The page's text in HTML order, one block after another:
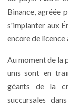
Binance, agréée
s'implanter aux
encore de licence
Au moment de la
unis sont en
géants de la
succursales